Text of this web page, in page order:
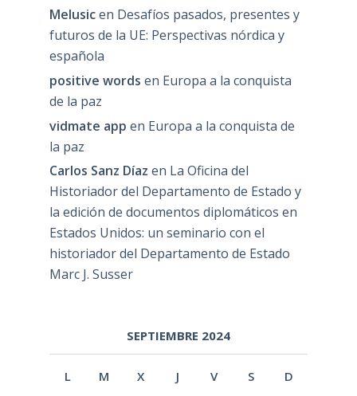
Melusicen Desafíos pasados, presentes y
futuros de la UE: Perspectivas nórdica y
española
positive words en Europa a la conquista
de la paz
vidmate app en Europa a la conquista de
la paz
Carlos Sanz Díaz en La Oficina del
Historiador del Departamento de Estado y
la edición de documentos diplomáticos en
Estados Unidos: un seminario con el
historiador del Departamento de Estado
Marc J. Susser
SEPTIEMBRE 2024
L M X J V S D